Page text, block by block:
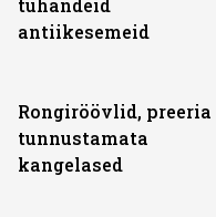
tuhandeid
antiikesemeid
Rongiröövlid, preeria
tunnustamata
kangelased